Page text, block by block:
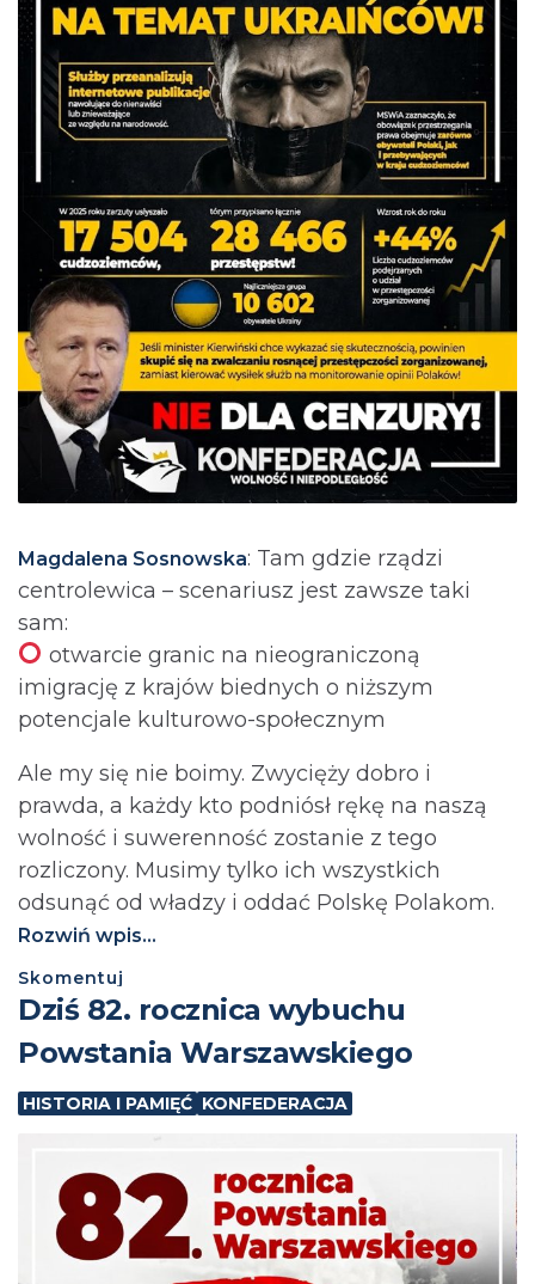
Magdalena Sosnowska: Tam gdzie rządzi
centrolewica – scenariusz jest zawsze taki
sam:
otwarcie granic na nieograniczoną
imigrację z krajów biednych o niższym
potencjale kulturowo-społecznym
Ale my się nie boimy. Zwycięży dobro i
prawda, a każdy kto podniósł rękę na naszą
wolność i suwerenność zostanie z tego
rozliczony. Musimy tylko ich wszystkich
odsunąć od władzy i oddać Polskę Polakom.
Rozwiń wpis...
Skomentuj
Dziś 82. rocznica wybuchu
Powstania Warszawskiego
HISTORIA I PAMIĘĆ KONFEDERACJA